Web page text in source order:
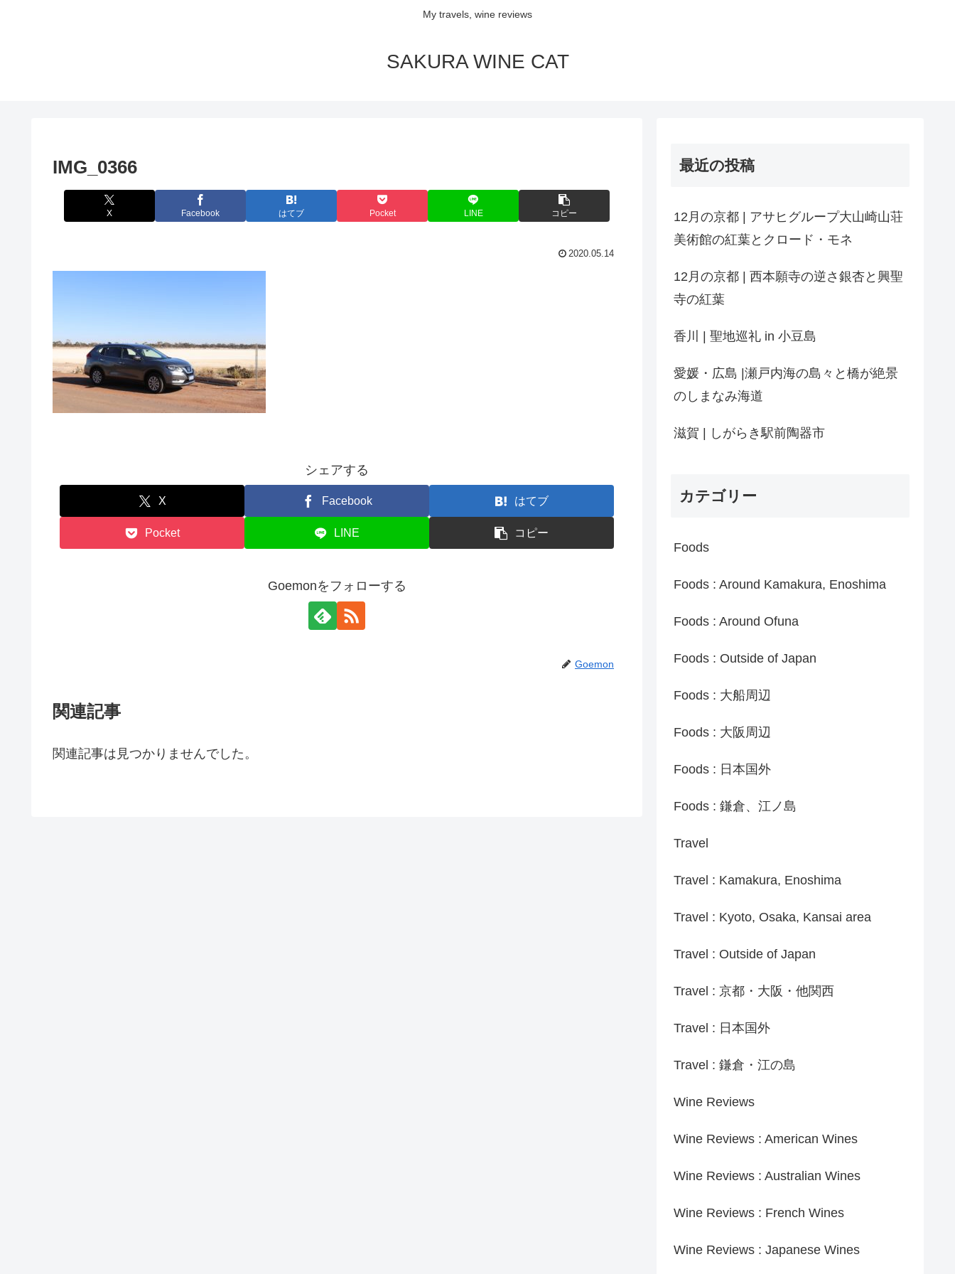
My travels, wine reviews
SAKURA WINE CAT
IMG_0366
X Facebook はてブ Pocket LINE コピー
2020.05.14
シェアする
X Facebook はてブ
Pocket LINE コピー
Goemonをフォローする
Goemon
関連記事
関連記事は見つかりませんでした。
最近の投稿
12月の京都 | アサヒグループ大山崎山荘
美術館の紅葉とクロード・モネ
12月の京都 | 西本願寺の逆さ銀杏と興聖
寺の紅葉
香川 | 聖地巡礼 in 小豆島
愛媛・広島 |瀬戸内海の島々と橋が絶景
のしまなみ海道
滋賀 | しがらき駅前陶器市
カテゴリー
Foods
Foods : Around Kamakura, Enoshima
Foods : Around Ofuna
Foods : Outside of Japan
Foods : 大船周辺
Foods : 大阪周辺
Foods : 日本国外
Foods : 鎌倉、江ノ島
Travel
Travel : Kamakura, Enoshima
Travel : Kyoto, Osaka, Kansai area
Travel : Outside of Japan
Travel : 京都・大阪・他関西
Travel : 日本国外
Travel : 鎌倉・江の島
Wine Reviews
Wine Reviews : American Wines
Wine Reviews : Australian Wines
Wine Reviews : French Wines
Wine Reviews : Japanese Wines